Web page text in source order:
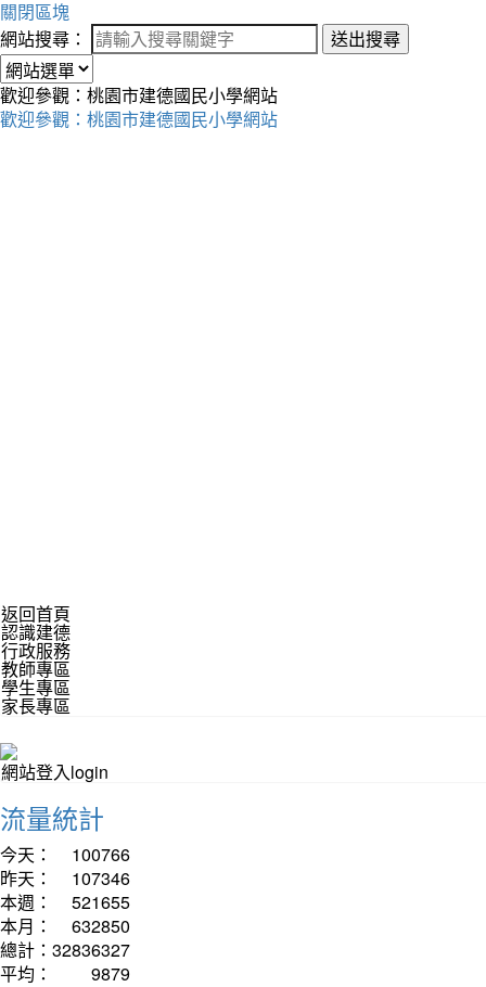
關閉區塊
網站搜尋：
送出搜尋
歡迎參觀：桃園市建德國民小學網站
歡迎參觀：桃園市建德國民小學網站
返回首頁
認識建德
行政服務
教師專區
學生專區
家長專區
網站登入login
流量統計
今天：
100766
昨天：
107346
本週：
521655
本月：
632850
總計： 32836327
平均：
9879